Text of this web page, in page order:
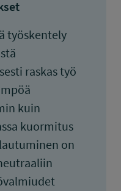
työskentely
raskas työ
kuin
kuormitus
on